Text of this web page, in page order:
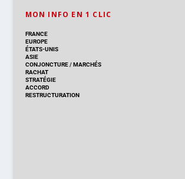
MON INFO EN 1 CLIC
FRANCE
EUROPE
ÉTATS-UNIS
ASIE
CONJONCTURE/MARCHÉS
RACHAT
STRATÉGIE
ACCORD
RESTRUCTURATION